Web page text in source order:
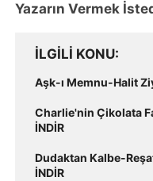
Yazarın Vermek
İLGILI KONU
Aşk-ı Memnu-Halit
Charlie'nin Çikolata
İNDİR
Dudaktan Kalbe-
İNDİR